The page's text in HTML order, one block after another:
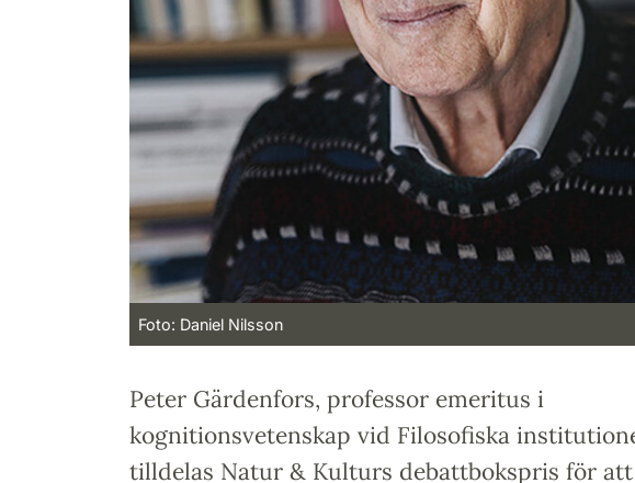
Foto: Daniel Nilsson
Peter Gärdenfors, professor emeritus i
kognitionsvetenskap vid Filosofiska
tilldelas Natur & Kulturs debattbokspris för